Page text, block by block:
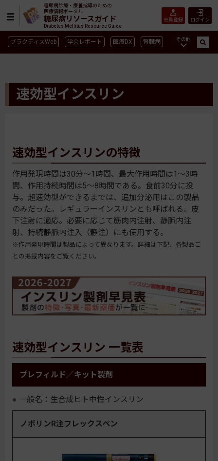
糖尿病診療・療養指導のための
医療情報ポータル
糖尿病リソースガイド
Diabetes Mellitus Resource Guide
ログイン
会員登録
プラクティスWeb 学会レポート 医療DX 腎臓病
インスリン製剤 薬物療法 食事療法
合併症 ガイドライン
その他
速効型インスリン
速効型インスリンの特徴
作用発現時間は30分～1時間、最大作用時間は1～3時
間、作用持続時間は5～8時間である。食前30分に投
与。超速効型ができるまでは、追加分泌用はこの製品
のみだった。レギュラーインスリンとも呼ばれる。皮
下注射に適応。必要に応じて筋肉内注射、静脈内注
射、持続静脈内注入（静注）にも使用する。
※作用発現時間は製品によって異なります。詳細は下記、各製品ご
との掲載内容をご覧ください。
速効型インスリン 一覧表
プレフィルド／キット製剤
一般名：生合成ヒト中性インスリン
ノボリンR注フレックスペン